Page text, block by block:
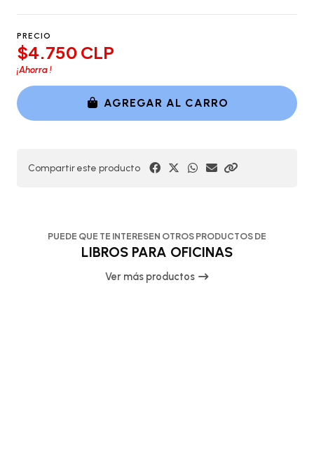
PRECIO
$4.750 CLP
¡Ahorra!
AGREGAR AL CARRO
Compartir este producto
PUEDE QUE TE INTERESEN OTROS PRODUCTOS DE
LIBROS PARA OFICINAS
Ver más productos